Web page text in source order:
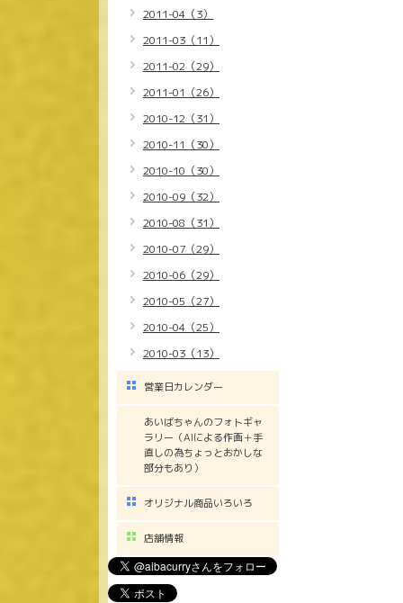
2011-04（3）
2011-03（11）
2011-02（29）
2011-01（26）
2010-12（31）
2010-11（30）
2010-10（30）
2010-09（32）
2010-08（31）
2010-07（29）
2010-06（29）
2010-05（27）
2010-04（25）
2010-03（13）
営業日カレンダー
あいばちゃんのフォトギャ
ラリー（AIによる作画＋手
直しの為ちょっとおかしな
部分もあり）
オリジナル商品いろいろ
店舗情報